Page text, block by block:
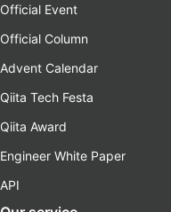
Official Event
Official Column
Advent Calendar
Qiita Tech Festa
Qiita Award
Engineer White Paper
API